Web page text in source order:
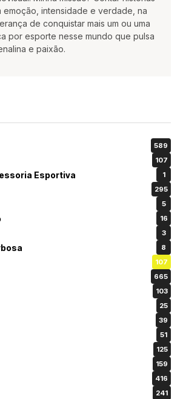
emoção, intensidade e verdade, na
de conquistar mais um ou uma
por esporte nesse mundo que pulsa
e paixão.
589
107
Esportiva 1
295
5
16
3
8
107
665
103
25
39
51
125
159
416
241